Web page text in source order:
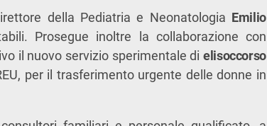
della Pediatria e Neonatologia Emilio
Prosegue inoltre la collaborazione con
il nuovo servizio sperimentale di elisoccorso
per il trasferimento urgente delle donne in